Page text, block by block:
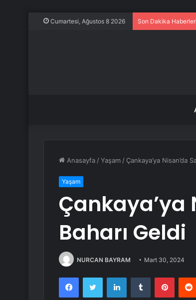
Cumartesi, Ağustos 8 2026 Son Dakika Haberleri
Anasayfa /Yaşam / Çankaya’ya Nisan’da
Yaşam
Çankaya’ya
Baharı Geldi
NURCAN BAYRAM Mart 30, 2024
FacebookTwitter LinkedInTumblr